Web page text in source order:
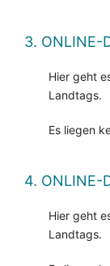
3. ONLINE-
Hier geht
Landtags.
Es liegen
4. ONLINE-
Hier geht
Landtags.